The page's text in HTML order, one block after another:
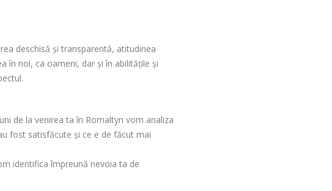
deschisă și transparentă, atitudinea
în noi, ca oameni, dar și în abilitățile și
de la venirea ta în Romaltyn vom analiza
fost satisfăcute și ce e de făcut mai
identifica împreună nevoia ta de